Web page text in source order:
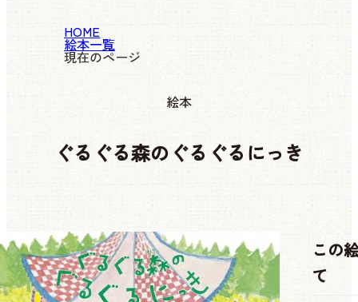
HOME
絵本一覧
現在のページ
絵本
ぐるぐる森のぐるぐるにっき
この
て